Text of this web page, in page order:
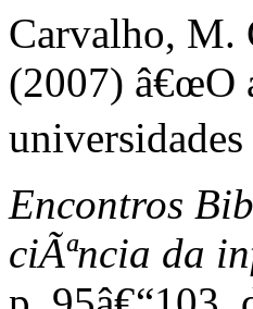
Carvalho, M.
(2007) â€œO
universidades
Encontros
ciÃªncia da